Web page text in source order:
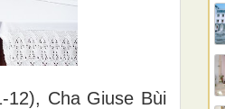
Cha Giuse Bùi